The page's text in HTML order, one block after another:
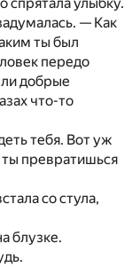
спрятала улыбку.
— Как
ты был
передо
добрые
что-то
тебя. Вот уж
ты превратишься
со стула,
блузке.